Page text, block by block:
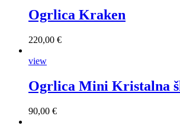
Ogrlica Kraken
220,00 €
view
Ogrlica Mini Kristalna
90,00 €